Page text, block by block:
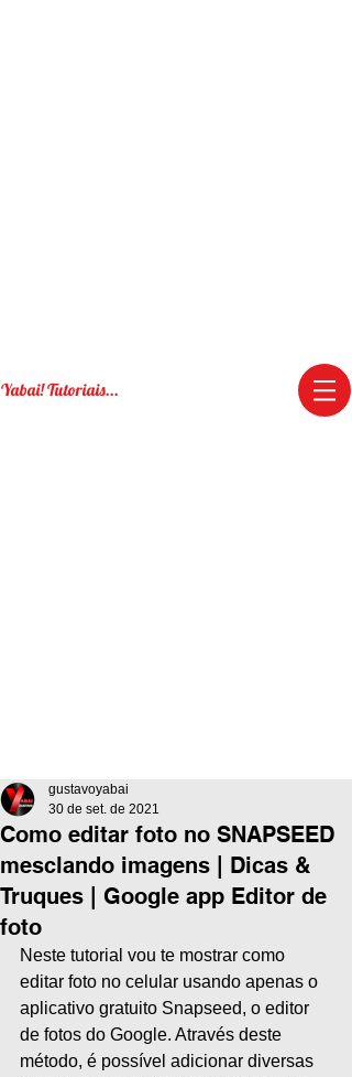
Yabai! Tutoriais...
Como editar foto no SNAPSEED
mesclando imagens | Dicas &
Truques | Google app Editor de
foto
gustavoyabai
30 de set. de 2021
Neste tutorial vou te mostrar como
editar foto no celular usando apenas o
aplicativo gratuito Snapseed, o editor
de fotos do Google. Através deste
método, é possível adicionar diversas